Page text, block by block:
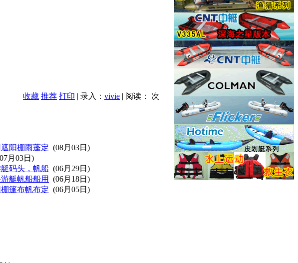
收藏 推荐 打印 | 录入： vivie | 阅读：
次
阳棚雨蓬定 (08月03日)
月03日)
码头，帆船 (06月29日)
艇帆船船用
(06月18日)
篷布帆布定 (06月05日)